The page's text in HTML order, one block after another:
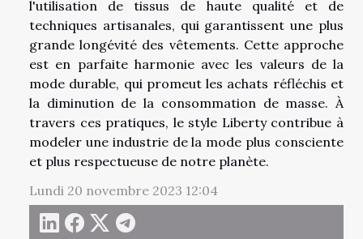
l'utilisation de tissus de haute qualité et de
techniques artisanales, qui garantissent une plus
grande longévité des vêtements. Cette approche
est en parfaite harmonie avec les valeurs de la
mode durable, qui promeut les achats réfléchis et
la diminution de la consommation de masse. À
travers ces pratiques, le style Liberty contribue à
modeler une industrie de la mode plus consciente
et plus respectueuse de notre planète.
Lundi 20 novembre 2023 12:04